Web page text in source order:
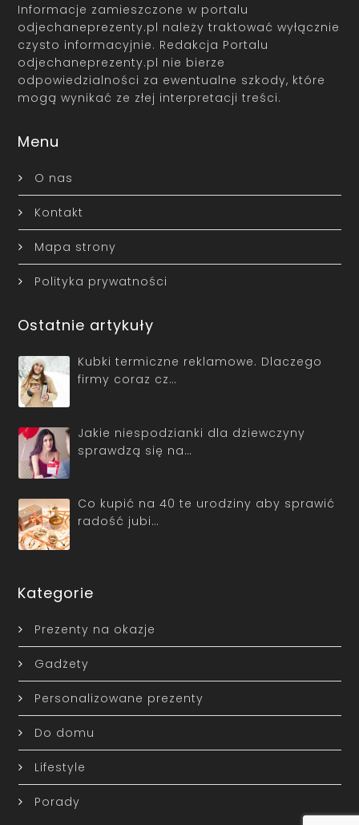
Informacje zamieszczone w portalu
odjechaneprezenty.pl należy traktować wyłącznie
czysto informacyjnie. Redakcja Portalu
odjechaneprezenty.pl nie bierze
odpowiedzialności za ewentualne szkody, które
mogą wynikać ze złej interpretacji treści.
Menu
O nas
Kontakt
Mapa strony
Polityka prywatności
Ostatnie artykuły
Kubki termiczne reklamowe. Dlaczego
firmy coraz cz…
Jakie niespodzianki dla dziewczyny
sprawdzą się na…
Co kupić na 40 te urodziny aby sprawić
radość jubi…
Kategorie
Prezenty na okazje
Gadżety
Personalizowane prezenty
Do domu
Lifestyle
Porady